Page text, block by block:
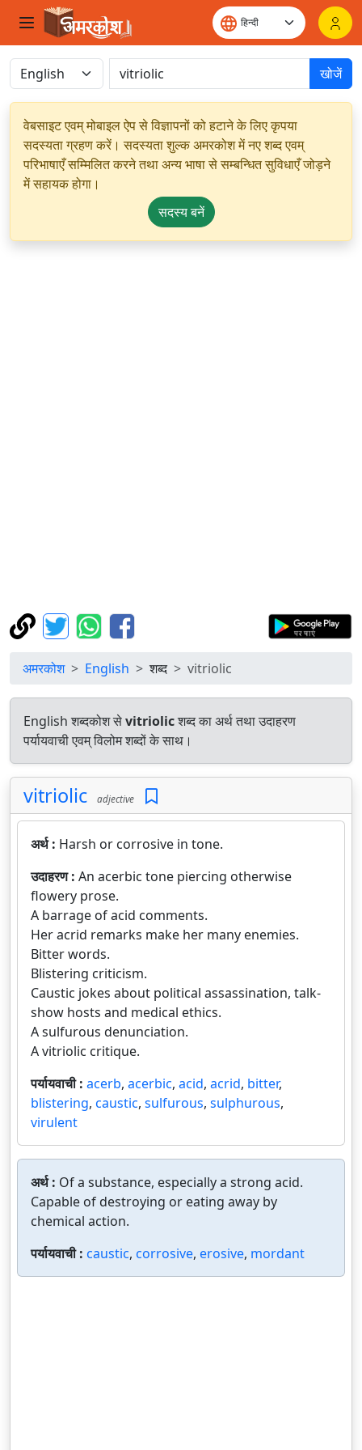
खोजें
वेबसाइट एवम् मोबाइल ऐप से विज्ञापनों को हटाने के लिए कृपया
सदस्यता ग्रहण करें। सदस्यता शुल्क अमरकोश में नए शब्द एवम्
परिभाषाएँ सम्मिलित करने तथा अन्य भाषा से सम्बन्धित सुविधाएँ जोड़ने
में सहायक होगा।
सदस्य बनें
अमरकोश English शब्द vitriolic
English शब्दकोश सेvitriolicशब्द का अर्थ तथा उदाहरण
पर्यायवाची एवम् विलोम शब्दों के साथ।
vitriolic adjective
अर्थ : Harsh or corrosive in tone.
उदाहरण : An acerbic tone piercing otherwise
flowery prose.
A barrage of acid comments.
Her acrid remarks make her many enemies.
Bitter words.
Blistering criticism.
Caustic jokes about political assassination, talk-
show hosts and medical ethics.
A sulfurous denunciation.
A vitriolic critique.
पर्यायवाची : acerb, acerbic, acid, acrid, bitter,
blistering, caustic, sulfurous, sulphurous,
virulent
अर्थ : Of a substance, especially a strong acid.
Capable of destroying or eating away by
chemical action.
पर्यायवाची : caustic, corrosive, erosive, mordant